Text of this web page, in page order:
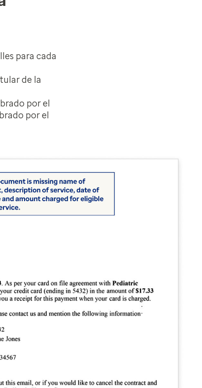
para cada
de la
por el
por el